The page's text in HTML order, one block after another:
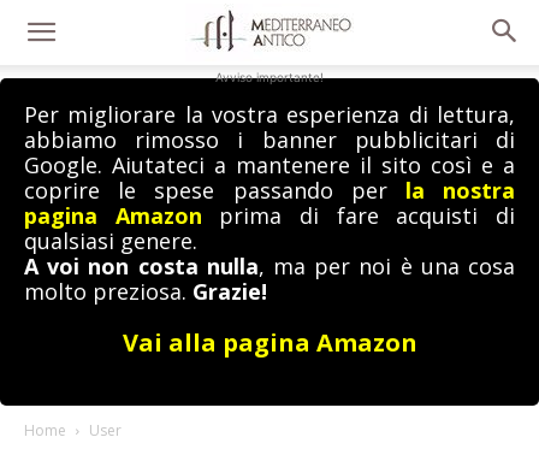
Avviso importante!
Per migliorare la vostra esperienza di lettura,
abbiamo rimosso i banner pubblicitari di
Google. Aiutateci a mantenere il sito così e a
coprire le spese passando per la nostra
pagina Amazon prima di fare acquisti di
qualsiasi genere.
A voi non costa nulla, ma per noi è una cosa
molto preziosa. Grazie!
Vai alla pagina Amazon
Home User